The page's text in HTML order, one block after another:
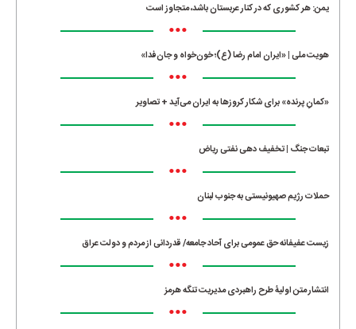
یمن: هر کشوری که در کنار عربستان باشد، متجاوز است
•••
هویت ملی | «ایران امام رضا (ع)؛ خون‌خواه و جان‌فدا»
•••
«کمانِ پرنده» برای شکار کروزها به ایران می‌آید + تصاویر
•••
تبعات جنگ | تخفیف دهی نفتی ریاض
•••
حملات رژیم صهیونیستی به جنوب لبنان
•••
زیست عفیفانه حق عمومی برای آحاد جامعه/ قدردانی از مردم و دولت عراق
•••
انتشار متن اولیۀ طرح راهبردی مدیریت تنگه هرمز
•••